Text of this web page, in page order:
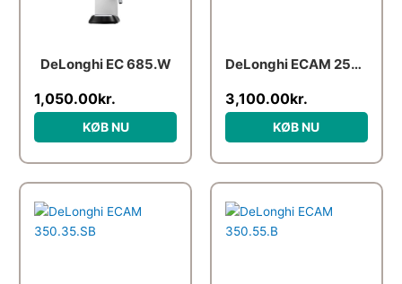
DeLonghi EC 685.W
1,050.00kr.
KØB NU
DeLonghi ECAM 250.31.SB
3,100.00kr.
KØB NU